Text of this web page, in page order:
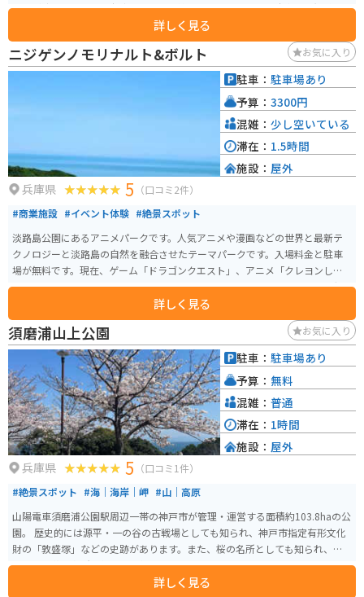
と河が流れています。寺院ですので季節の祭りもあります。駐車場は無料で入
場料は300円です。近隣に入浴施設があるので疲れたらリフレッシュしていく
こともできます。
詳しく見る
ニジゲンノモリナルト&ボルト お気に入り
兵庫県 5 （口コミ2件）
#商業施設 #イベント体験 #絶景スポット
淡路島公園にあるアニメパークです。人気アニメや漫画などの世界と最新テ
クノロジーと淡路島の自然を融合させたテーマパークです。入場料金と駐車
場が無料です。現在、ゲーム「ドラゴンクエスト」、アニメ「クレヨンしん
ちゃん」、アニメ「NARUTO-ナルト-」と「BORUTO-ボルト-」、映画「ゴジ
ラ」をテーマとしたアトラクションがあります。 立体アスレチックやジップ
ライン、フィールドアスレチックや立体迷路、謎解きゲームやフィールドロ
ールプレイングなど体を動かしながらアニメの世界観を体験できます。
詳しく見る
駐車： 駐車場あり
予算： 3300円
混雑： 少し空いている
滞在： 1.5時間
施設： 屋外
須磨浦山上公園 お気に入り
兵庫県 5 （口コミ1件）
#絶景スポット #海｜海岸｜岬 #山｜高原
山陽電車須磨浦公園駅周辺一帯の神戸市が管理・運営する面積約103.8haの公
園。 歴史的には源平・一の谷の古戦場としても知られ、神戸市指定有形文化
財の「敦盛塚」などの史跡があります。また、桜の名所としても知られ、神
戸市の「花の名所50選」にも選ばれています。
詳しく見る
駐車： 駐車場あり
予算： 無料
混雑： 普通
滞在： 1時間
施設： 屋外